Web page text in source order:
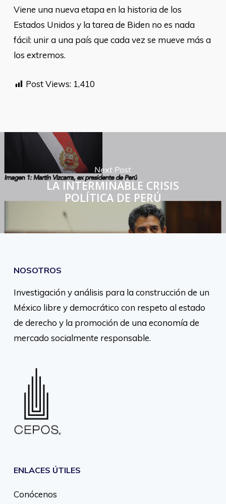
Viene una nueva etapa en la historia de los
Estados Unidos y la tarea de Biden no es nada
fácil: unir a una país que cada vez se mueve más a
los extremos.
Post Views: 1,410
Next Post
LA INTERMINABLE CRISIS
POLÍTICA DE PERÚ
NOSOTROS
Investigación y análisis para la construcción de un
México libre y democrático con respeto al estado
de derecho y la promoción de una economía de
mercado socialmente responsable.
ENLACES ÚTILES
Conócenos